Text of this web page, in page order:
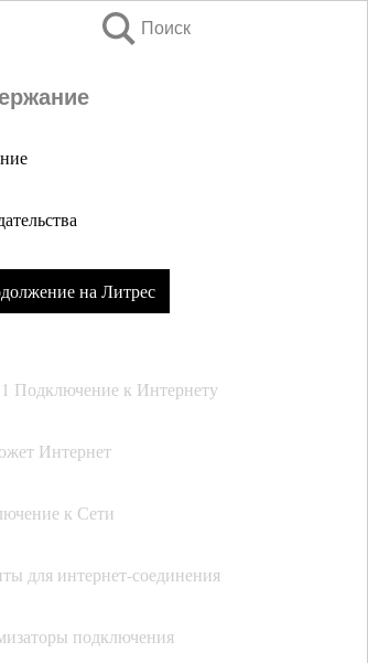
Поиск
на Литрес
1 Подключение к Интернету
Интернет
к Сети
для интернет-соединения
подключения